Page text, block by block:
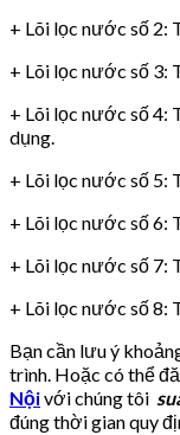
+ Lõi lọc nước số 2:
+ Lõi lọc nước số 3:
+ Lõi lọc nước số 4:
dụng.
+ Lõi lọc nước số 5:
+ Lõi lọc nước số 6:
+ Lõi lọc nước số 7:
+ Lõi lọc nước số 8:
Bạn cần lưu ý
trình. Hoặc có thể
Nộivới chúng tôi
đúng thời gian quy